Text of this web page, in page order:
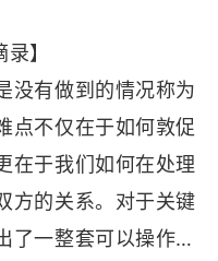
问题
】
没有做到的情况称为
点不仅在于如何敦促
在于我们如何在处理
方的关系。对于关键
了一整套可以操作的